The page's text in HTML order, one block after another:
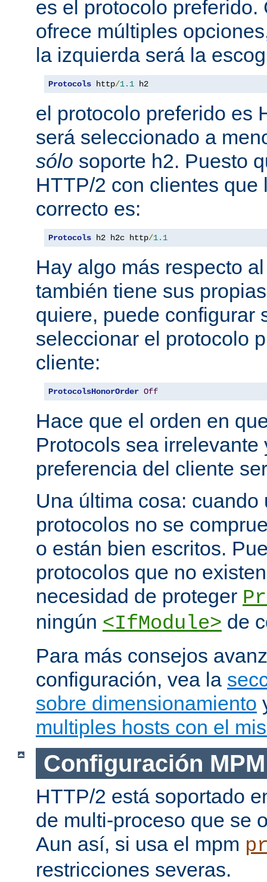
es el protocolo preferido.
ofrece múltiples
la izquierda será la
Protocols http/1.1 h2
el protocolo preferido es
será seleccionado a
sólo soporte h2. Puesto
HTTP/2 con clientes que
correcto es:
Protocols h2 h2c http/1.1
Hay algo más respecto
también tiene sus
quiere, puede configurar
seleccionar el protocolo
cliente:
ProtocolsHonorOrder Off
Hace que el orden en
Protocols sea irrelevante
preferencia del cliente
Una última cosa:
protocolos no se
o están bien escritos.
protocolos que no
necesidad de proteger
ningún <IfModule> de
Para más consejos
configuración, vea la
sobre dimensionamiento
multiples hosts con el
Configuración MPM
HTTP/2 está soportado
de multi-proceso que se
Aun así, si usa el mpm
restricciones severas.